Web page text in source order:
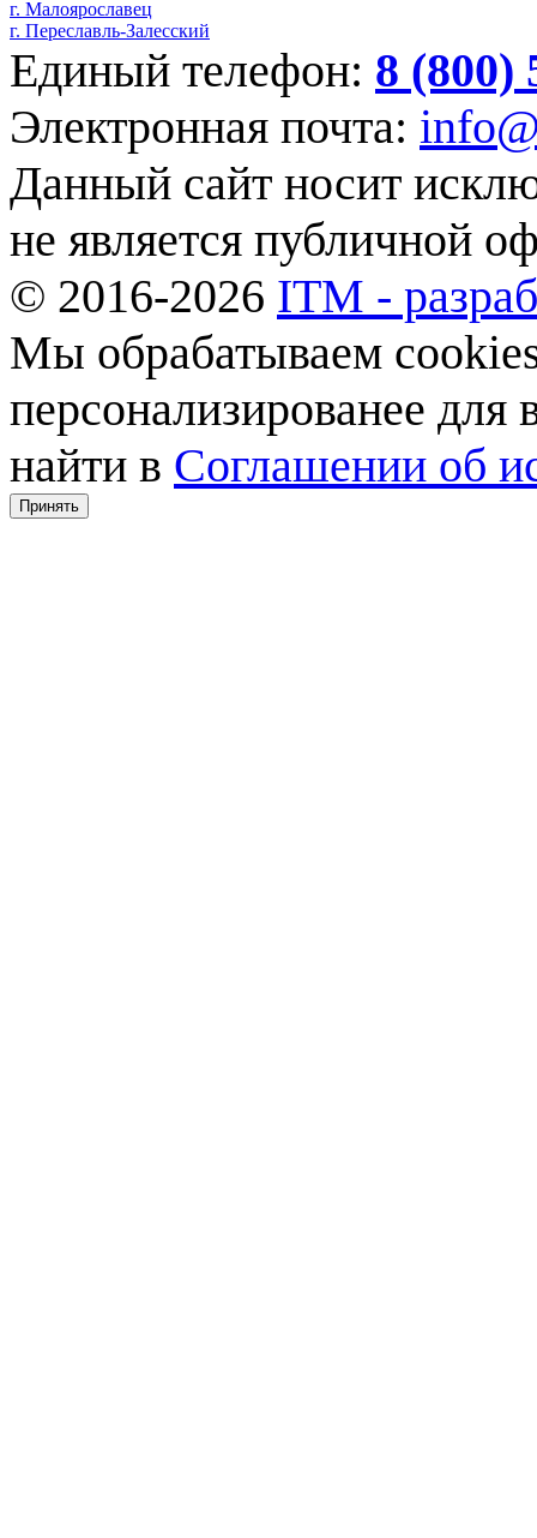
г. Малоярославец
г. Переславль-Залесский
Единый телефон: 8 (800)
Электронная почта:
Данный сайт носит
не является публичной
© 2016-2026 ITM -
Мы обрабатываем
персонализированее
найти в Соглашении об
Принять